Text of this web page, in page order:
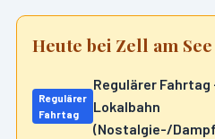
Heute bei Zell am See
Regulärer
Fahrtag
Regulärer Fahrtag
Lokalbahn
(Nostalgie-/